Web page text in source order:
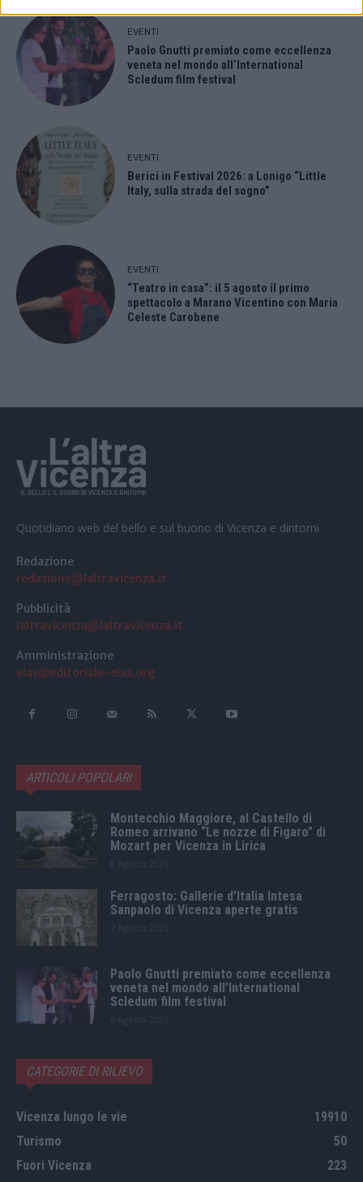
EVENTI
Paolo Gnutti premiato come eccellenza
veneta nel mondo all’International
Scledum film festival
EVENTI
Berici in Festival 2026: a Lonigo “Little
Italy, sulla strada del sogno”
EVENTI
“Teatro in casa”: il 5 agosto il primo
spettacolo a Marano Vicentino con Maria
Celeste Carobene
Quotidiano web del bello e sul buono di Vicenza e dintorni
Redazione
redazione@laltravicenza.it
Pubblicità
laltravicenza@laltravicenza.it
Amministrazione
elas@editoriale-elas.org
ARTICOLI POPOLARI
Montecchio Maggiore, al Castello di
Romeo arrivano “Le nozze di Figaro” di
Mozart per Vicenza in Lirica
Ferragosto: Gallerie d’Italia Intesa
Sanpaolo di Vicenza aperte gratis
Paolo Gnutti premiato come eccellenza
veneta nel mondo all’International
Scledum film festival
CATEGORIE DI RILIEVO
Vicenza lungo le vie
19910
Turismo
50
Fuori Vicenza
223